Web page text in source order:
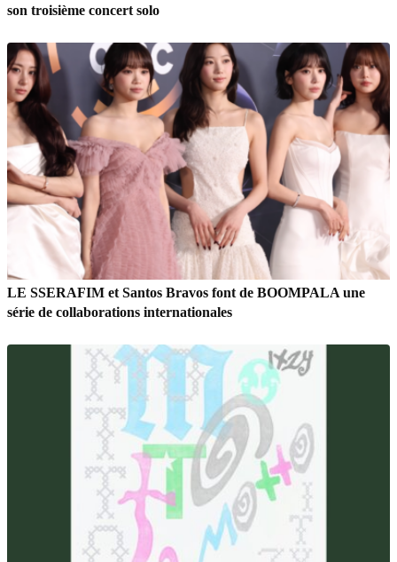
son troisième concert solo
LE SSERAFIM et Santos Bravos font de BOOMPALA une
série de collaborations internationales